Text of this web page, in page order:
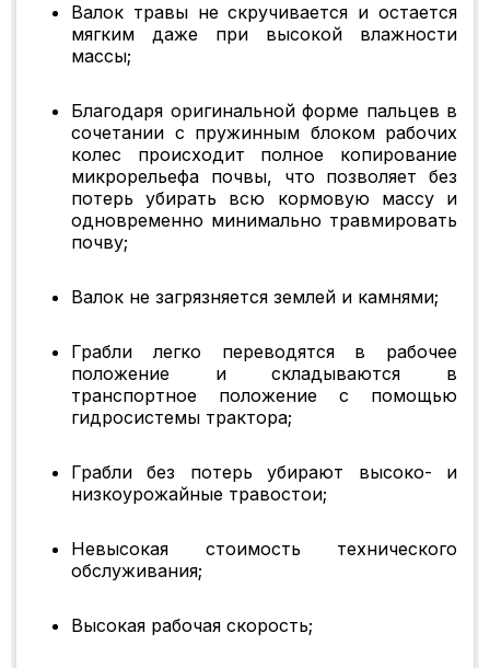
Валок травы не скручивается и остается
мягким даже при высокой влажности
массы;
Благодаря оригинальной форме пальцев в
сочетании с пружинным блоком рабочих
колес происходит полное копирование
микрорельефа почвы, что позволяет без
потерь убирать всю кормовую массу и
одновременно минимально травмировать
почву;
Валок не загрязняется землей и камнями;
Грабли легко переводятся в рабочее
положение и складываются в
транспортное положение с помощью
гидросистемы трактора;
Грабли без потерь убирают высоко- и
низкоурожайные травостои;
Невысокая стоимость технического
обслуживания;
Высокая рабочая скорость;